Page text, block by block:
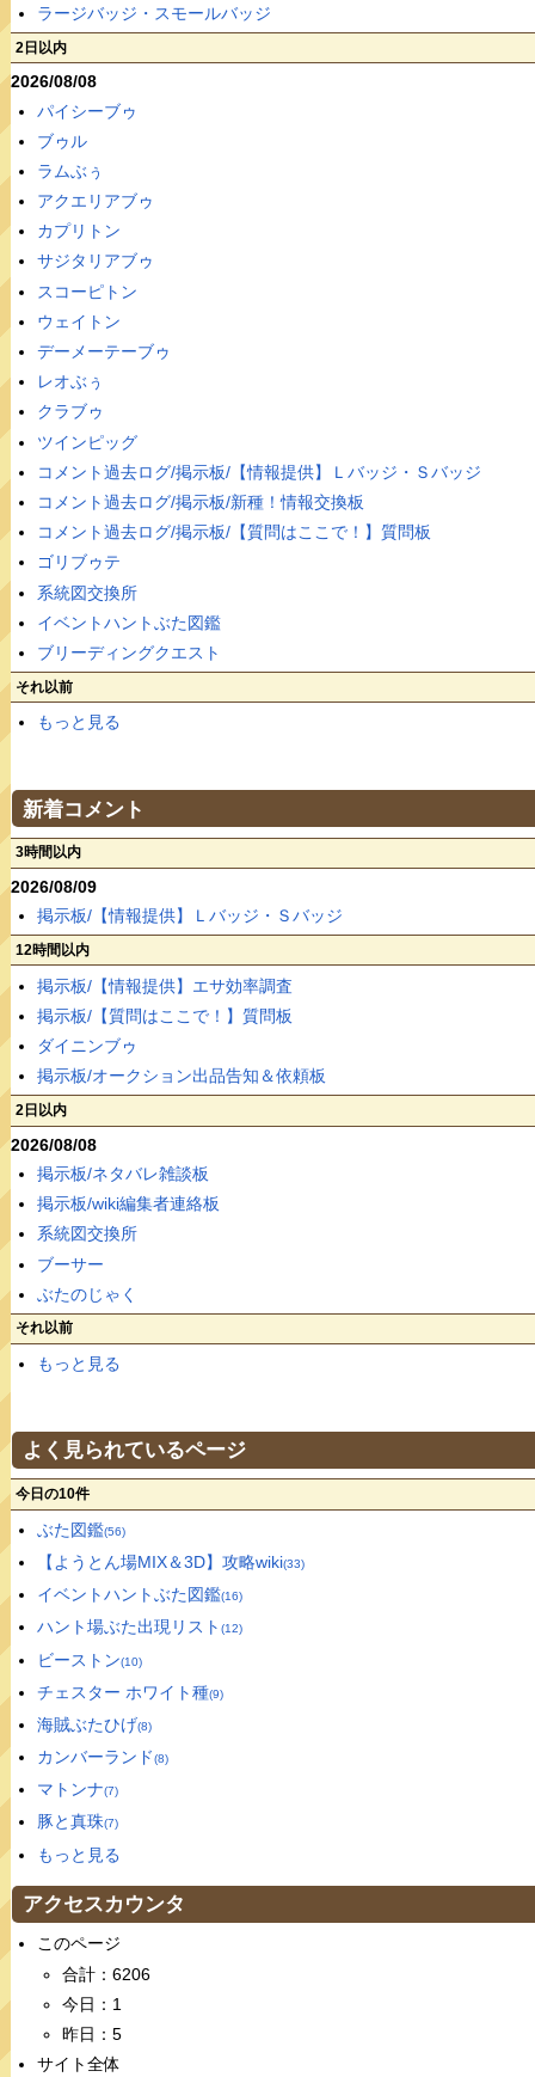
ラージバッジ・スモールバッジ
2日以内
2026/08/08
パイシーブゥ
ブゥル
ラムぶぅ
アクエリアブゥ
カプリトン
サジタリアブゥ
スコーピトン
ウェイトン
デーメーテーブゥ
レオぶぅ
クラブゥ
ツインピッグ
コメント過去ログ/掲示板/【情報提供】Ｌバッジ・Ｓバッジ
コメント過去ログ/掲示板/新種！情報交換板
コメント過去ログ/掲示板/【質問はここで！】質問板
ゴリブゥテ
系統図交換所
イベントハントぶた図鑑
ブリーディングクエスト
それ以前
もっと見る
新着コメント
3時間以内
2026/08/09
掲示板/【情報提供】Ｌバッジ・Ｓバッジ
12時間以内
掲示板/【情報提供】エサ効率調査
掲示板/【質問はここで！】質問板
ダイニンブゥ
掲示板/オークション出品告知＆依頼板
2日以内
2026/08/08
掲示板/ネタバレ雑談板
掲示板/wiki編集者連絡板
系統図交換所
ブーサー
ぶたのじゃく
それ以前
もっと見る
よく見られているページ
今日の10件
ぶた図鑑(56)
【ようとん場MIX＆3D】攻略wiki(33)
イベントハントぶた図鑑(16)
ハント場ぶた出現リスト (12)
ビーストン(10)
チェスター ホワイト種(9)
海賊ぶたひげ(8)
カンバーランド(8)
マトンナ(7)
豚と真珠(7)
もっと見る
アクセスカウンタ
このページ
合計：6206
今日：1
昨日：5
サイト全体